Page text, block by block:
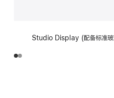
Studio Display (配备标准玻